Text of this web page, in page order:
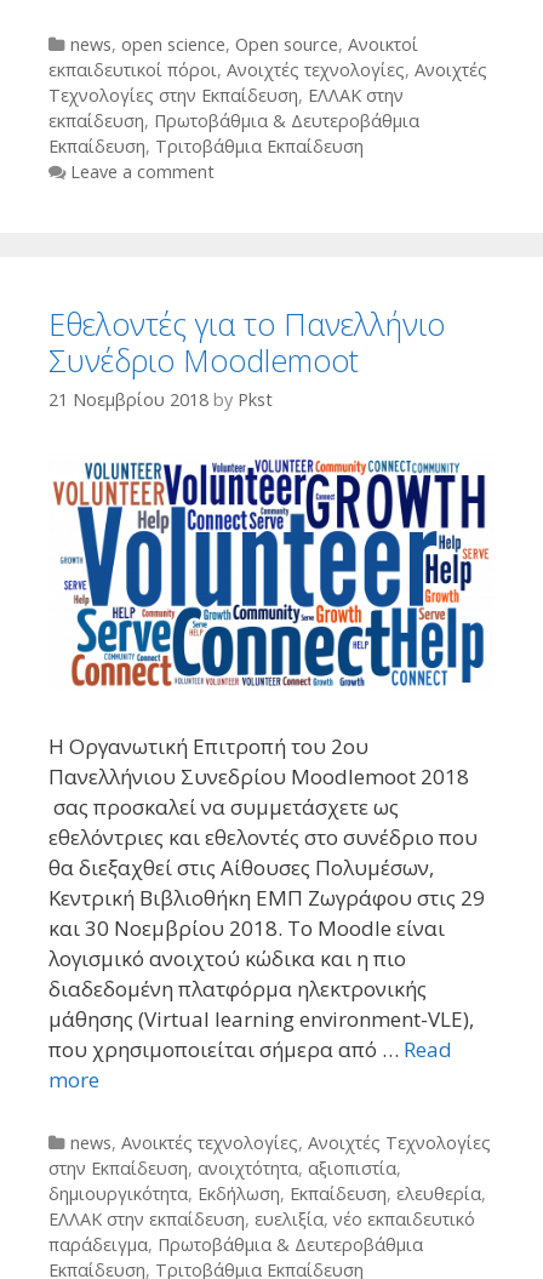
Categories
news, open science, Open source, Ανοικτοί
εκπαιδευτικοί πόροι, Ανοιχτές τεχνολογίες, Ανοιχτές
Τεχνολογίες στην Εκπαίδευση, ΕΛΛΑΚ στην
εκπαίδευση, Πρωτοβάθμια & Δευτεροβάθμια
Εκπαίδευση, Τριτοβάθμια Εκπαίδευση
Leave a comment
Εθελοντές για το Πανελλήνιο
Συνέδριο Moodlemoot
21 Νοεμβρίου 2018 by Pkst
H Οργανωτική Επιτροπή του 2ου
Πανελλήνιου Συνεδρίου Moodlemoot 2018
σας προσκαλεί να συμμετάσχετε ως
εθελόντριες και εθελοντές στο συνέδριο που
θα διεξαχθεί στις Αίθουσες Πολυμέσων,
Κεντρική Βιβλιοθήκη ΕΜΠ Ζωγράφου στις 29
και 30 Νοεμβρίου 2018. Το Moodle είναι
λογισμικό ανοιχτού κώδικα και η πιο
διαδεδομένη πλατφόρμα ηλεκτρονικής
μάθησης (Virtual learning environment-VLE),
που χρησιμοποιείται σήμερα από … Read
more
Categories
news, Ανοικτές τεχνολογίες, Ανοιχτές Τεχνολογίες
στην Εκπαίδευση, ανοιχτότητα, αξιοπιστία,
δημιουργικότητα, Εκδήλωση, Εκπαίδευση, ελευθερία,
ΕΛΛΑΚ στην εκπαίδευση, ευελιξία, νέο εκπαιδευτικό
παράδειγμα, Πρωτοβάθμια & Δευτεροβάθμια
Εκπαίδευση, Τριτοβάθμια Εκπαίδευση